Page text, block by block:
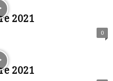
2021
0
2021